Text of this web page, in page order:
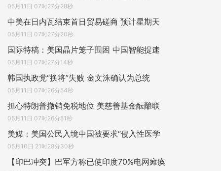
05月11日 07时27分28秒
中美在日内瓦结束首日贸易磋商 预计星期天
05月11日 07时27分20秒
国际特稿：美国晶片笼子围困 中国智能提速
05月11日 07时27分14秒
韩国执政党“换将”失败 金文洙确认为总统
05月11日 07时26分54秒
担心特朗普撤销免税地位 美慈善基金酝酿联
05月11日 07时26分51秒
美媒：美国公民入境中国被要求“侵入性医学
05月10日 21时28分30秒
【印巴冲突】巴军方称已使印度70%电网瘫痪